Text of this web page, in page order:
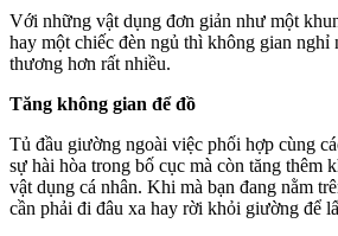
Với những vật dụng đơn giản như một
hay một chiếc đèn ngủ thì không gian nghỉ
thương hơn rất nhiều.
Tăng không gian để đồ
Tủ đầu giường ngoài việc phối hợp cùng
sự hài hòa trong bố cục mà còn tăng thêm
vật dụng cá nhân. Khi mà bạn đang nằm
cần phải đi đâu xa hay rời khỏi giường để